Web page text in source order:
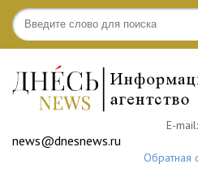
E-mail:
news@dnesnews.ru
Обратная